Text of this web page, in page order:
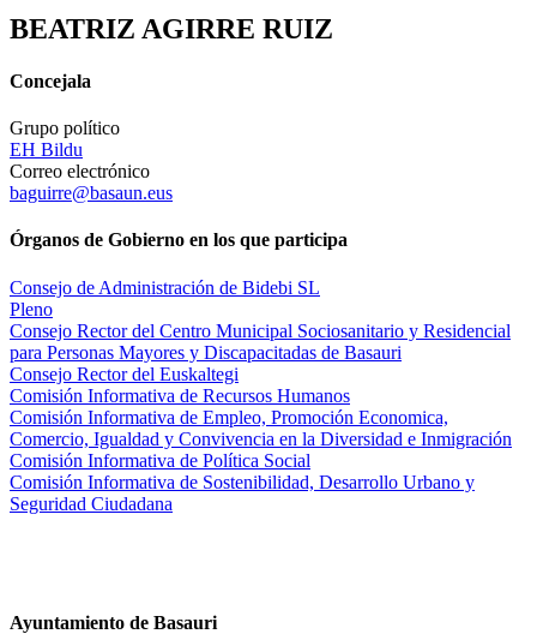
BEATRIZ AGIRRE RUIZ
Concejala
Grupo político
EH Bildu
Correo electrónico
baguirre@basaun.eus
Órganos de Gobierno en los que participa
Consejo de Administración de Bidebi SL
Pleno
Consejo Rector del Centro Municipal Sociosanitario y Residencial
para Personas Mayores y Discapacitadas de Basauri
Consejo Rector del Euskaltegi
Comisión Informativa de Recursos Humanos
Comisión Informativa de Empleo, Promoción Economica,
Comercio, Igualdad y Convivencia en la Diversidad e Inmigración
Comisión Informativa de Política Social
Comisión Informativa de Sostenibilidad, Desarrollo Urbano y
Seguridad Ciudadana
Ayuntamiento de Basauri